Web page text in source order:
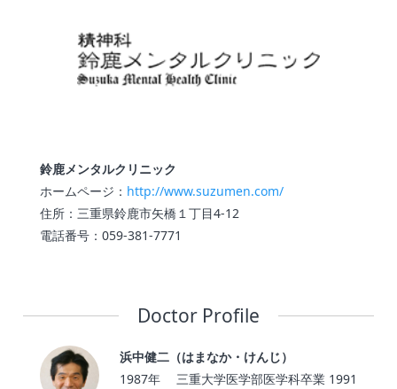
鈴鹿メンタルクリニック
ホームページ： http://www.suzumen.com/
住所：三重県鈴鹿市矢橋１丁目4-12
電話番号：059-381-7771
Doctor Profile
浜中健二（はまなか・けんじ）
1987年 三重大学医学部医学科卒業 1991